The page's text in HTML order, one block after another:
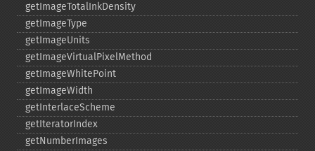
getImageTotalInkDensity
getImageType
getImageUnits
getImageVirtualPixelMethod
getImageWhitePoint
getImageWidth
getInterlaceScheme
getIteratorIndex
getNumberImages